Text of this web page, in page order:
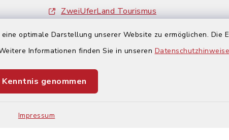
optimale Darstellung unserer Website zu ermöglichen. Die
Informationen finden Sie in unseren
Kenntnis genommen
Impressum
ZweiUferLand Tourismus